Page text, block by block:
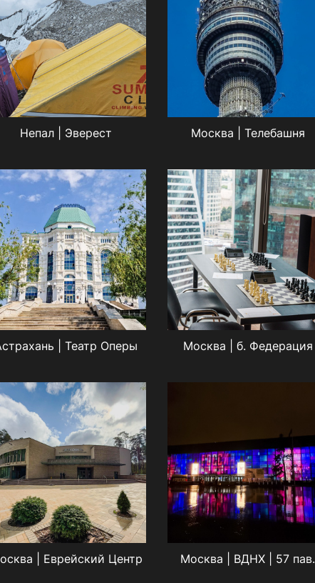
Непал | Эверест Москва | Телебашня
| Театр Оперы Москва | б. Федерация
| Еврейский Центр Москва | ВДНХ | 57 пав.